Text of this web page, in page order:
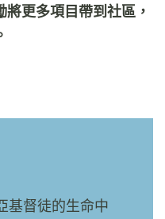
更多項目帶到社區，
基督徒的生命中